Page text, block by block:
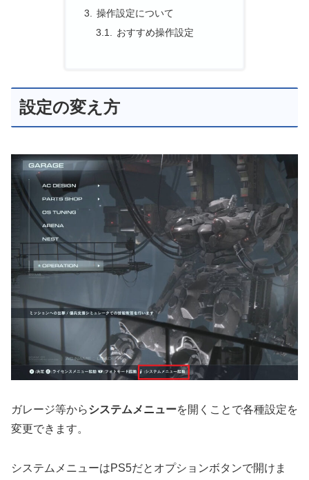
操作設定について
おすすめ操作設定
設定の変え方
ガレージ等からシステムメニューを開くことで各種設定を
変更できます。
システムメニューはPS5だとオプションボタンで開けま